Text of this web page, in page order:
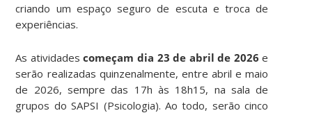
criando um espaço seguro de escuta e troca de
experiências.
As atividadescomeçam dia 23 de abril de 2026 e
serão realizadas quinzenalmente, entre abril e maio
de 2026, sempre das 17h às 18h15, na sala de
grupos do SAPSI (Psicologia). Ao todo, serão cinco